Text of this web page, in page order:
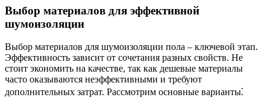
Выбор материалов для эффективной
шумоизоляции
Выбор материалов для шумоизоляции пола – ключевой этап.
Эффективность зависит от сочетания разных свойств. Не
стоит экономить на качестве, так как дешевые материалы
часто оказываются неэффективными и требуют
дополнительных затрат. Рассмотрим основные варианты⁚